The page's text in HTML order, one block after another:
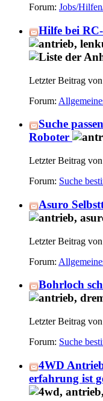
Forum: Jobs/
Hilfe bei
Letzter Beitrag
Forum:
Suche
Roboter
Letzter Beitrag
Forum: Suche
Asuro
Letzter Beitrag
Forum:
Bohrloch
Letzter Beitrag
Forum: Suche
4WD
erfahrung ist